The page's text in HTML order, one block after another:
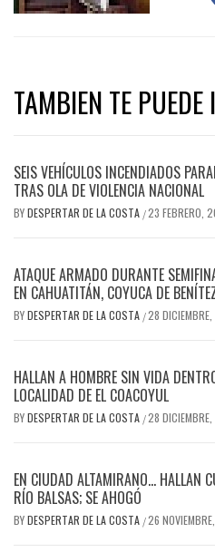
TAMBIEN TE PUEDE
SEIS VEHÍCULOS INCENDIADOS
TRAS OLA DE VIOLENCIA NACIONAL
BYDESPERTAR DE LA COSTA /23 FEBRERO,
ATAQUE ARMADO DURANTE
EN CAHUATITÁN, COYUCA DE
BYDESPERTAR DE LA COSTA /28
HALLAN A HOMBRE SIN VIDA
LOCALIDAD DE EL COACOYUL
BYDESPERTAR DE LA COSTA /28
EN CIUDAD ALTAMIRANO… HALLAN
RÍO BALSAS; SE AHOGÓ
BYDESPERTAR DE LA COSTA /26